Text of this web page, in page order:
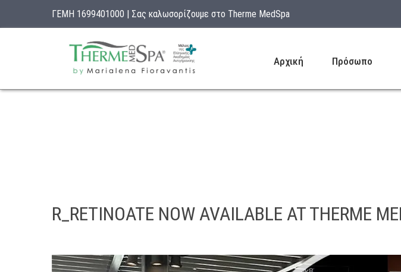
ΓΕΜΗ 1699401000 | Σας καλωσορίζουμε στο Therme MedSpa
Αρχική Πρόσωπο
R_RETINOATE NOW AVAILABLE AT THERME